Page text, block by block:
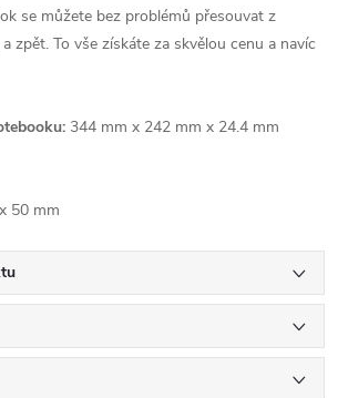
se můžete bez problémů přesouvat z
zpět. To vše získáte za skvělou cenu a navíc
344 mm x 242 mm x 24.4 mm
50 mm